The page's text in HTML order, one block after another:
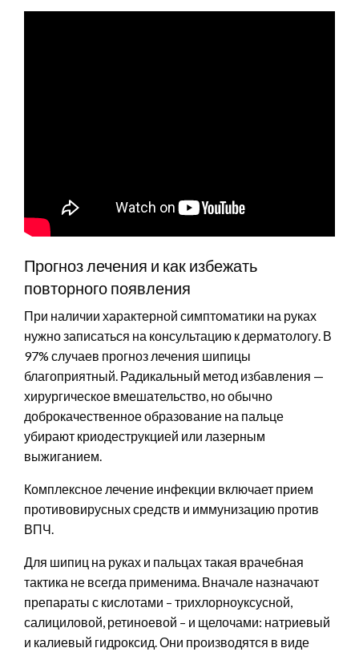
Прогноз лечения и как избежать
повторного появления
При наличии характерной симптоматики на руках
нужно записаться на консультацию к дерматологу. В
97% случаев прогноз лечения шипицы
благоприятный. Радикальный метод избавления —
хирургическое вмешательство, но обычно
доброкачественное образование на пальце
убирают криодеструкцией или лазерным
выжиганием.
Комплексное лечение инфекции включает прием
противовирусных средств и иммунизацию против
ВПЧ.
Для шипиц на руках и пальцах такая врачебная
тактика не всегда применима. Вначале назначают
препараты с кислотами – трихлорноуксусной,
салициловой, ретиноевой – и щелочами: натриевый
и калиевый гидроксид. Они производятся в виде